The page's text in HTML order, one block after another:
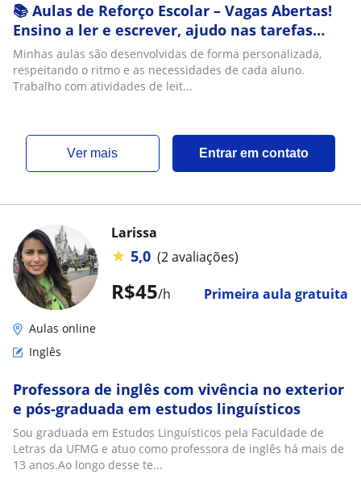
📚 Aulas de Reforço Escolar – Vagas Abertas!
Ensino a ler e escrever, ajudo nas tarefas
escolares, reforço o aprendizado de Portug
Minhas aulas são desenvolvidas de forma personalizada,
respeitando o ritmo e as necessidades de cada aluno.
Trabalho com atividades de leit...
ver mais Entrar em contato
R$45/h Primeira aula gratuita
Larissa
★ 5,0 (2 avaliações)
Aulas online
Inglês
Professora de inglês com vivência no exterior
e pós-graduada em estudos linguísticos
Sou graduada em Estudos Linguísticos pela Faculdade de
Letras da UFMG e atuo como professora de inglês há mais de
13 anos.Ao longo desse te...